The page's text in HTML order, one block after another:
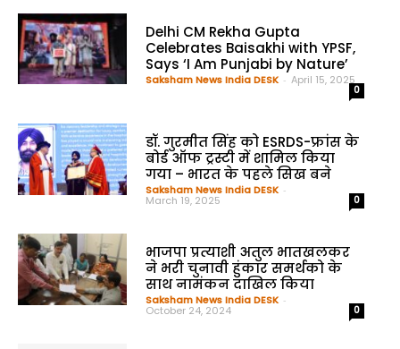
Delhi CM Rekha Gupta
Celebrates Baisakhi with YPSF,
Says ‘I Am Punjabi by Nature’
Saksham News India DESK - April 15, 2025
0
डॉ. गुरमीत सिंह को ESRDS-फ्रांस के
बोर्ड ऑफ ट्रस्टी में शामिल किया
गया – भारत के पहले सिख बने
Saksham News India DESK -
March 19, 2025 0
भाजपा प्रत्याशी अतुल भातखलकर
ने भरी चुनावी हुंकार समर्थको के
साथ नामंकन दाखिल किया
Saksham News India DESK -
October 24, 2024 0